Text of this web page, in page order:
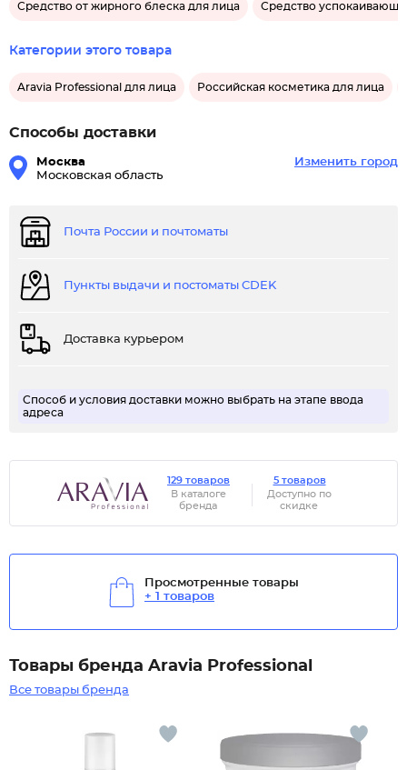
Средство от жирного блеска для лица Средство
Категории этого товара
Aravia Professional для лица Российская косметика для лица
Способы доставки
Москва
Московская область
Изменить город
Почта России и почтоматы
Пункты выдачи и постоматы CDEK
Доставка курьером
Способ и условия доставки можно выбрать на этапе ввода
адреса
129 товаров
В каталоге
бренда
5 товаров
Доступно по
скидке
Просмотренные товары
+ 1 товаров
Товары бренда Aravia Professional
Все товары бренда